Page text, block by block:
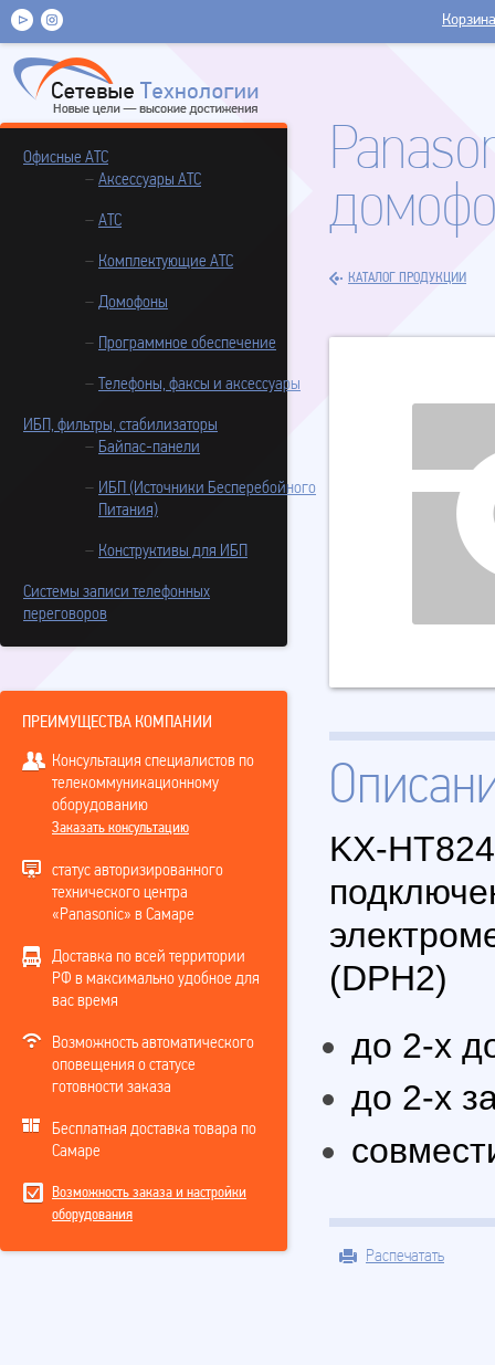
Корзина
Офисные АТС
Аксессуары АТС
АТС
Комплектующие АТС
Домофоны
Программное обеспечение
Телефоны, факсы и аксессуары
ИБП, фильтры, стабилизаторы
Байпас-панели
ИБП (Источники Бесперебойного
Питания)
Конструктивы для ИБП
Системы записи телефонных
переговоров
ПРЕИМУЩЕСТВА КОМПАНИИ
Консультация специалистов по
телекоммуникационному
оборудованию
Заказать консультацию
статус авторизированного
технического центра
«Panasonic» в Самаре
Доставка по всей территории
РФ в максимально удобное для
вас время
Возможность автоматического
оповещения о статусе
готовности заказа
Бесплатная доставка товара по
Самаре
Возможность заказа и настройки
оборудования
КАТАЛОГ ПРОДУКЦИИ
KX-
(DPH2)
до 2-х
до 2-х
Распечатать